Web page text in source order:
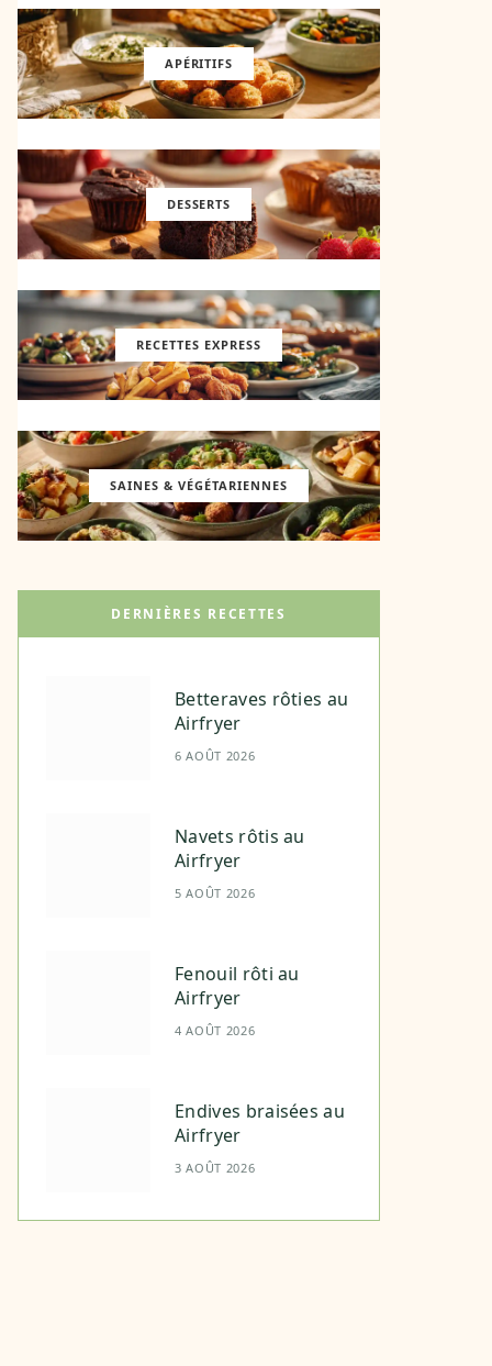
APÉRITIFS
DESSERTS
RECETTES EXPRESS
SAINES & VÉGÉTARIENNES
DERNIÈRES RECETTES
Betteraves rôties au
Airfryer
6 AOÛT 2026
Navets rôtis au
Airfryer
5 AOÛT 2026
Fenouil rôti au
Airfryer
4 AOÛT 2026
Endives braisées au
Airfryer
3 AOÛT 2026